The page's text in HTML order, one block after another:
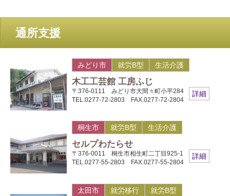
通所支援
みどり市 就労B型 生活介護
木工工芸館 工房ふじ
〒376-0111 みどり市大間々町小平284
TEL.0277-72-2803 FAX.0277-72-2804
詳細
桐生市 就労B型 生活介護
セルプわたらせ
〒376-0011 桐生市相生町二丁目925-1
TEL.0277-55-2803 FAX.0277-55-2804
詳細
太田市 就労移行 就労B型